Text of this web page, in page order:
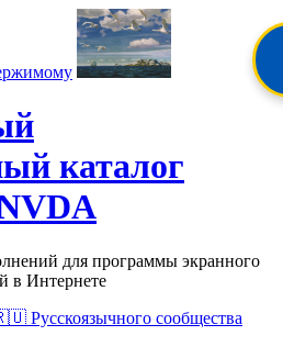
каталог
для программы экранного
в Интернете
Русскоязычного сообщества